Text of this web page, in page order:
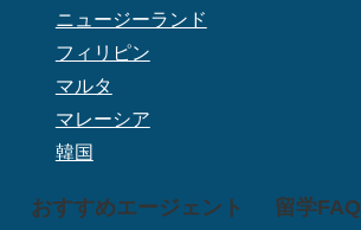
ニュージーランド
フィリピン
マルタ
マレーシア
韓国
おすすめエージェント 留学FAQ